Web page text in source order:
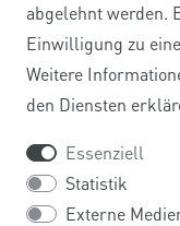
abgelehnt werden.
Einwilligung zu
Weitere
den Diensten
Essenziell
Statistik
Externe